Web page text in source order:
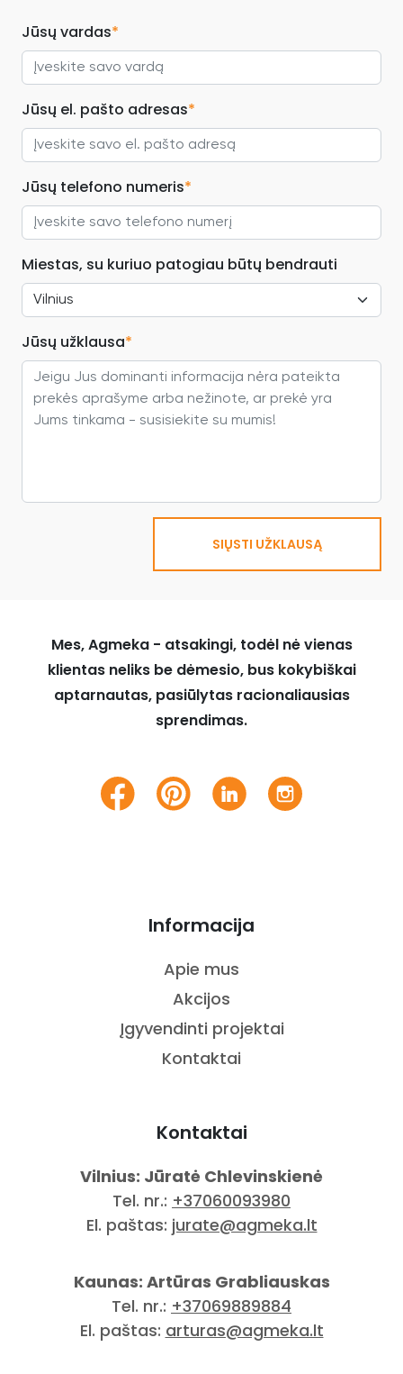
Jūsų vardas*
Jūsų el. pašto adresas*
Jūsų telefono numeris*
Miestas, su kuriuo patogiau būtų bendrauti
Jūsų užklausa*
SIŲSTI UŽKLAUSĄ
Mes, Agmeka - atsakingi, todėl nė vienas
klientas neliks be dėmesio, bus kokybiškai
aptarnautas, pasiūlytas racionaliausias
sprendimas.
Informacija
Apie mus
Akcijos
Įgyvendinti projektai
Kontaktai
Kontaktai
Vilnius: Jūratė Chlevinskienė
Tel. nr.: +37060093980
El. paštas: jurate@agmeka.lt
Kaunas: Artūras Grabliauskas
Tel. nr.: +37069889884
El. paštas: arturas@agmeka.lt